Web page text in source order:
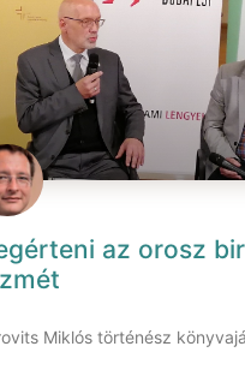
az orosz
Miklós történész